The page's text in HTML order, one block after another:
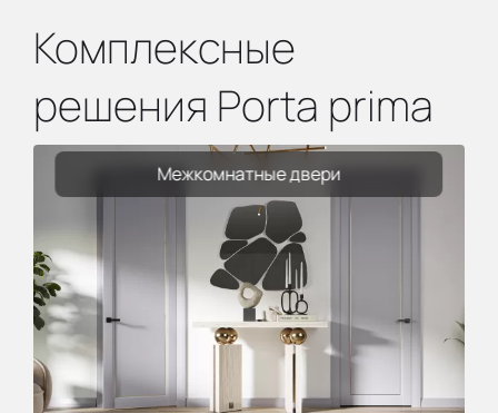
Комплексные
решения Porta prima
Межкомнатные двери